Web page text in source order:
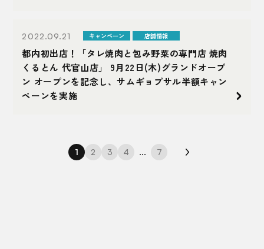
2022.09.21 キャンペーン 店舗情報
都内初出店！「タレ焼肉と包み野菜の専門店 焼肉
くるとん 代官山店」 9月22日(木)グランドオープ
ン オープンを記念し、サムギョプサル半額キャン
ペーンを実施
1 2 3 4 ... 7